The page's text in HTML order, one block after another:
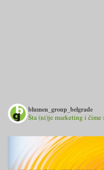
blumen_group_belgrade
Šta (ni)je marketing i čime